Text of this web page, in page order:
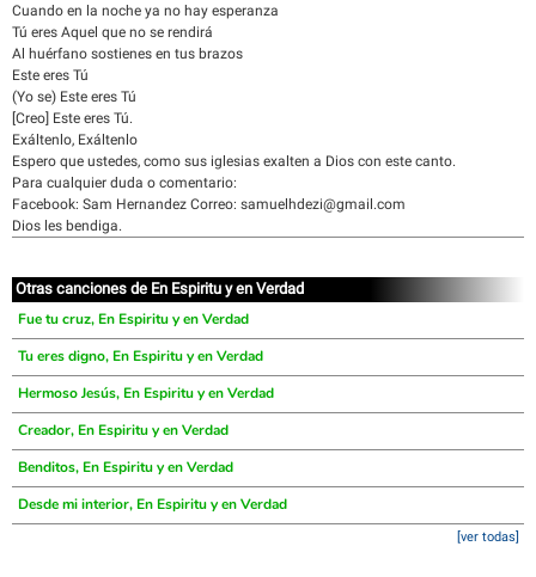
Cuando en la noche ya no hay esperanza
Tú eres Aquel que no se rendirá
Al huérfano sostienes en tus brazos
Este eres Tú
(Yo se) Este eres Tú
[Creo] Este eres Tú.
Exáltenlo, Exáltenlo
Espero que ustedes, como sus iglesias exalten a Dios con este canto.
Para cualquier duda o comentario:
Facebook: Sam Hernandez Correo: samuelhdezi@gmail.com
Dios les bendiga.
Otras canciones de En Espiritu y en Verdad
Fue tu cruz, En Espiritu y en Verdad
Tu eres digno, En Espiritu y en Verdad
Hermoso Jesús, En Espiritu y en Verdad
Creador, En Espiritu y en Verdad
Benditos, En Espiritu y en Verdad
Desde mi interior, En Espiritu y en Verdad
[ver todas]